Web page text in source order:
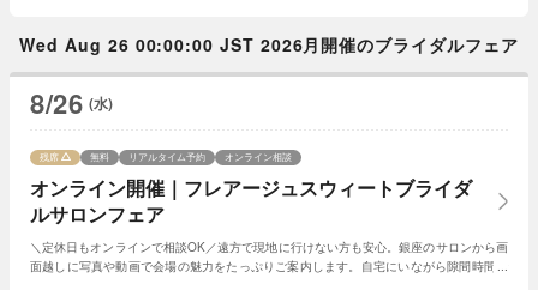
Wed Aug 26 00:00:00 JST 2026月開催のブライダルフェア
8/26 (水)
オンライン開催｜フレアージュスウィートブライダ
ルサロンフェア
残席 無料 リアルタイム予約 オンライン相談
＼定休日もオンラインで相談OK／遠方で現地に行けない方も安心。銀座のサロンから画
面越しに写真や動画で会場の魅力をたっぷりご案内します。自宅にいながら隙間時間で